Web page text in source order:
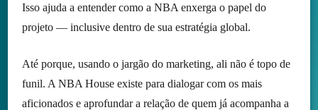
Isso ajuda a entender como a NBA enxerga o papel do
projeto — inclusive dentro de sua estratégia global.
Até porque, usando o jargão do marketing, ali não é topo de
funil. A NBA House existe para dialogar com os mais
aficionados e aprofundar a relação de quem já acompanha a